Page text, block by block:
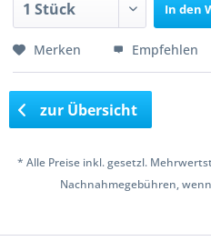
In den
Merken Empfehlen
zur Übersicht
* Alle Preise inkl. gesetzl.
Nachnahmegebühren,